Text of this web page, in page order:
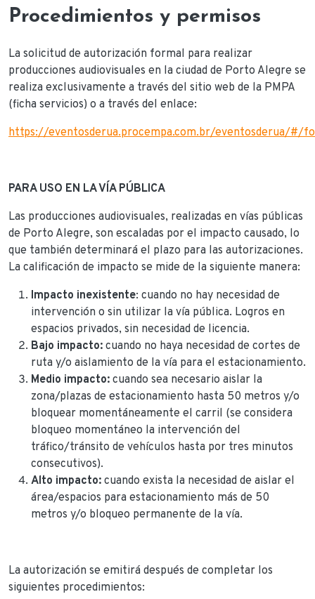
Procedimientos y permisos
La solicitud de autorización formal para realizar
producciones audiovisuales en la ciudad de Porto Alegre se
realiza exclusivamente a través del sitio web de la PMPA
(ficha servicios) o a través del enlace:
https://eventosderua.procempa.com.br/eventosderua/#/
PARA USO EN LA VÍA PÚBLICA
Las producciones audiovisuales, realizadas en vías públicas
de Porto Alegre, son escaladas por el impacto causado, lo
que también determinará el plazo para las autorizaciones.
La calificación de impacto se mide de la siguiente manera:
Impacto inexistente: cuando no hay necesidad de
intervención o sin utilizar la vía pública. Logros en
espacios privados, sin necesidad de licencia.
Bajo impacto: cuando no haya necesidad de cortes de
ruta y/o aislamiento de la vía para el estacionamiento.
Medio impacto: cuando sea necesario aislar la
zona/plazas de estacionamiento hasta 50 metros y/o
bloquear momentáneamente el carril (se considera
bloqueo momentáneo la intervención del
tráfico/tránsito de vehículos hasta por tres minutos
consecutivos).
Alto impacto: cuando exista la necesidad de aislar el
área/espacios para estacionamiento más de 50
metros y/o bloqueo permanente de la vía.
La autorización se emitirá después de completar los
siguientes procedimientos: